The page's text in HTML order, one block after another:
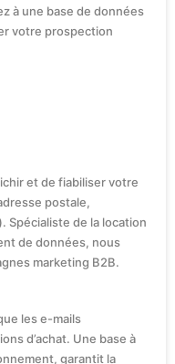
à une base de données
votre prospection
et de fiabiliser votre
postale,
Spécialiste de la location
de données, nous
marketing B2B.
les e-mails
d’achat. Une base à
garantit la